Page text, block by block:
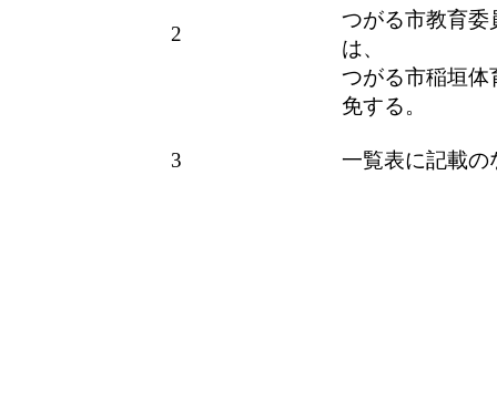
2
つがる市教育委
は、
つがる市稲垣体
免する。
3 一覧表に記載の